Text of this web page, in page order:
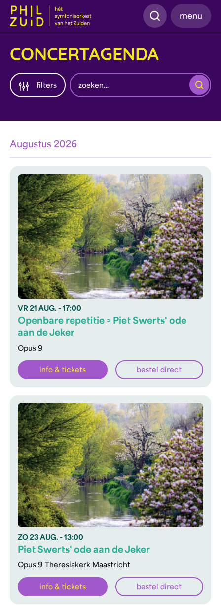
Zoeken
menu
CONCERTAGENDA
filters
Zoeken
Augustus 2026
VR 21 AUG. - 17:00
Opus 9
Openbare repetitie > Piet Swerts' ode
aan de Jeker
info & tickets bestel direct
ZO 23 AUG. - 13:00
Opus 9 Theresiakerk Maastricht
Piet Swerts' ode aan de Jeker
info & tickets bestel direct